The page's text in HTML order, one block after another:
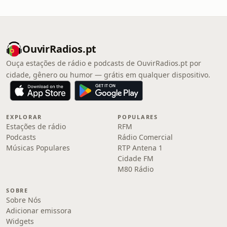
OuvirRadios.pt
Ouça estações de rádio e podcasts de OuvirRadios.pt por
cidade, gênero ou humor — grátis em qualquer dispositivo.
EXPLORAR
Estações de rádio
Podcasts
Músicas Populares
POPULARES
RFM
Rádio Comercial
RTP Antena 1
Cidade FM
M80 Rádio
SOBRE
Sobre Nós
Adicionar emissora
Widgets